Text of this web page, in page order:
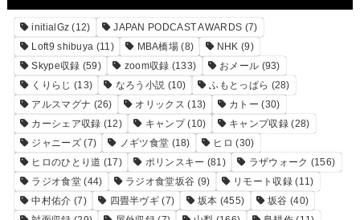
initialGz (12) JAPAN PODCAST AWARDS (7)
Loft9 shibuya (11) MBA橋場 (8) NHK (9)
Skype収録 (59) zoom収録 (133) おメール (93)
くりらじ (13) なろう小説 (10) ふもとっぱら (28)
アルスマグナ (26) オリックス (13) カトー (30)
カーシェア収録 (12) キャンプ(10) キャンプ収録(28)
ジャニーズ(7) ノギツ食堂 (18) ヒロ (30)
ヒロのひとり道 (17) ポリンスキー (81) ラザウォーク (156)
ラジオ食堂(44) ラジオ食堂坂谷 (9) リモート収録(11)
中村佑介 (7) 四畳半ヴギ (7) 坂本 (455) 坂谷 (40)